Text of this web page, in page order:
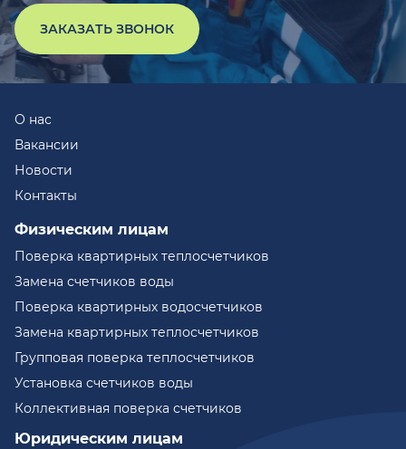
ЗАКАЗАТЬ ЗВОНОК
О нас
Вакансии
Новости
Контакты
Физическим лицам
Поверка квартирных теплосчетчиков
Замена счетчиков воды
Поверка квартирных водосчетчиков
Замена квартирных теплосчетчиков
Групповая поверка теплосчетчиков
Установка счетчиков воды
Коллективная поверка счетчиков
Юридическим лицам